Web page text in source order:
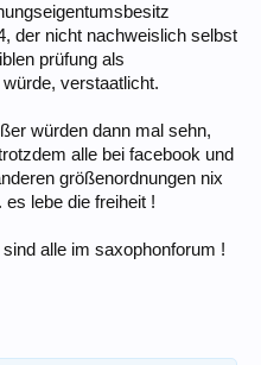
der nicht nachweislich selbst
prüfung als
verstaatlicht.
würden dann mal sehn,
alle bei facebook und
größenordnungen nix
lebe die freiheit !
alle im saxophonforum !